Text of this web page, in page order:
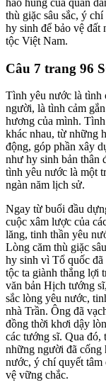
hào hùng của quân
thù giặc sâu sắc, ý
hy sinh để bảo vệ
tộc Việt Nam.
Câu 7 trang 96
Tình yêu nước là tình
người, là tình cảm
hương của mình.
khác nhau, từ những
động, góp phần xây
như hy sinh bản thân
tình yêu nước là một
ngàn năm lịch sử.
Ngay từ buổi đầu
cuộc xâm lược của
lăng, tinh thần yêu
Lòng căm thù giặc
hy sinh vì Tổ quốc
tộc ta giành thắng lợi
văn bản Hịch tướng
sắc lòng yêu nước,
nhà Trần. Ông đã
đồng thời khơi dậy
các tướng sĩ. Qua đó,
những người đã cống
nước, ý chí quyết tâm
vệ vững chắc.